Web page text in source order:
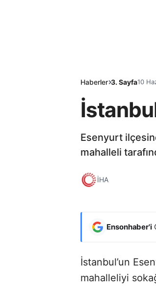
Haberler 3. Sayfa10
Esenyurt
mahalleli
İHA
Ensonhaber'i
İstanbul’un
mahalleliyi